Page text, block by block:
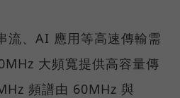
流、AI 應用等高速傳輸需
大頻寬提供高容量傳
頻譜由 60MHz 與